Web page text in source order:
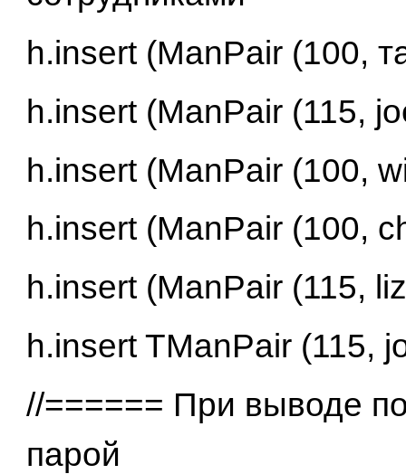
h.insert (ManPair (100,
h.insert (ManPair (115,
h.insert (ManPair (100,
h.insert (ManPair (100,
h.insert (ManPair (115,
h.insert TManPair (115,
//====== При выводе
парой